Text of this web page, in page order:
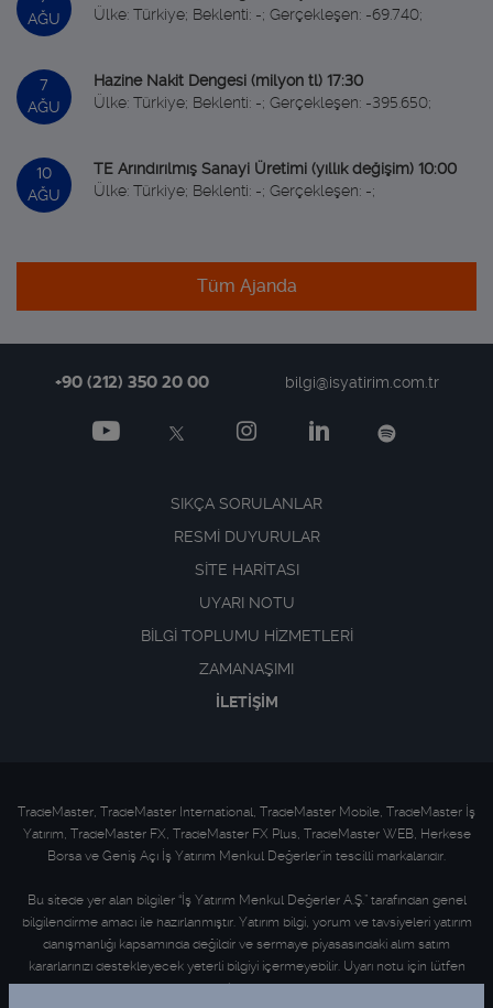
AĞU
Ülke: Türkiye; Beklenti: -; Gerçekleşen: -69.740;
7
AĞU
Hazine Nakit Dengesi (milyon tl) 17:30
Ülke: Türkiye; Beklenti: -; Gerçekleşen: -395.650;
10
AĞU
TE Arındırılmış Sanayi Üretimi (yıllık değişim) 10:00
Ülke: Türkiye; Beklenti: -; Gerçekleşen: -;
Tüm Ajanda
+90 (212) 350 20 00 bilgi@isyatirim.com.tr
SIKÇA SORULANLAR
RESMİ DUYURULAR
SİTE HARİTASI
UYARI NOTU
BİLGİ TOPLUMU HİZMETLERİ
ZAMANAŞIMI
İLETİŞİM
TradeMaster, TradeMaster International, TradeMaster Mobile, TradeMaster İş
Yatırım, TradeMaster FX, TradeMaster FX Plus, TradeMaster WEB, Herkese
Borsa ve Geniş Açı İş Yatırım Menkul Değerler'in tescilli markalarıdır.
Bu sitede yer alan bilgiler “İş Yatırım Menkul Değerler A.Ş.” tarafından genel
bilgilendirme amacı ile hazırlanmıştır. Yatırım bilgi, yorum ve tavsiyeleri yatırım
danışmanlığı kapsamında değildir ve sermaye piyasasındaki alım satım
kararlarınızı destekleyecek yeterli bilgiyi içermeyebilir. Uyarı notu için lütfen
tıklayınız.